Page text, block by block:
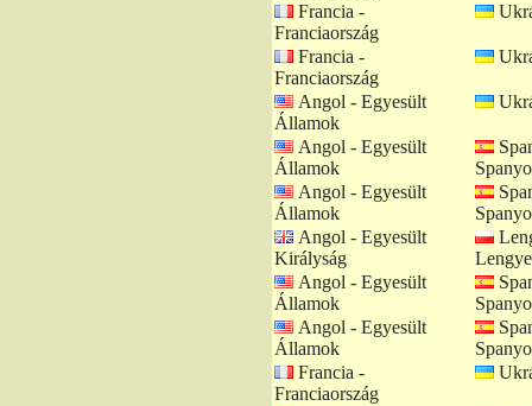
Francia -
Franciaország
Francia -
Franciaország
Angol - Egyesült
Államok
Angol - Egyesült
Államok
Angol - Egyesült
Államok
Angol - Egyesült
Királyság
Angol - Egyesült
Államok
Angol - Egyesült
Államok
Francia -
Franciaország